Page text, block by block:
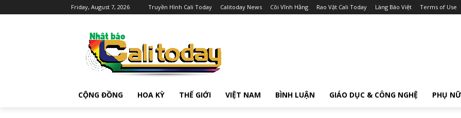
Friday, August 7, 2026 Truyền Hình Cali Today Calitoday News Cõi Vĩnh Hằng Rao Vặt Cali Today Làng Báo Việt Terms of Use
CỘNG ĐỒNG HOA KỲ THẾ GIỚI VIỆT NAM BÌNH LUẬN GIÁO DỤC & CÔNG NGHỆ PHỤ NỮ